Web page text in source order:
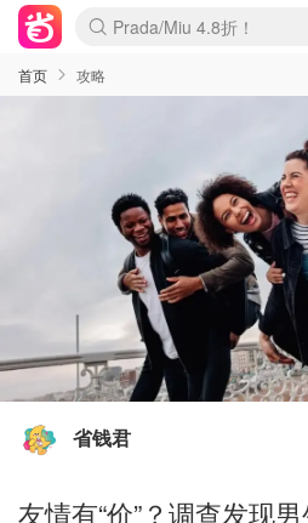
Prada/Miu 4.8折！
首页 攻略
省钱君
友情有“价”？调查发现